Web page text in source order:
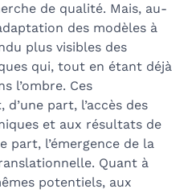
de qualité. Mais, au-
des modèles à
plus visibles des
qui, tout en étant déjà
l’ombre. Ces
part, l’accès des
et aux résultats de
part, l’émergence de la
Quant à
potentiels, aux